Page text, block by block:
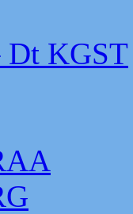
Dt KGST